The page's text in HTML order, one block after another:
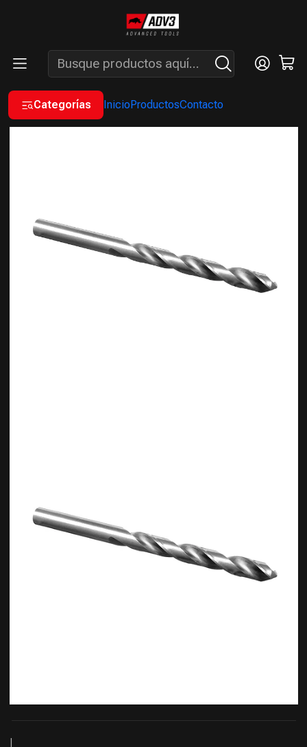
Categorías InicioProductosContacto
ENVÍOS GRATIS A PARTIR DE COMPRAS MAYORES A $200.000 -
ATENCIÓN: LUN. A VIÉ. DE 7 A 16 HS.
INSUMOS BROCAS
BROCAS ACERO RÁPIDO HSS
|